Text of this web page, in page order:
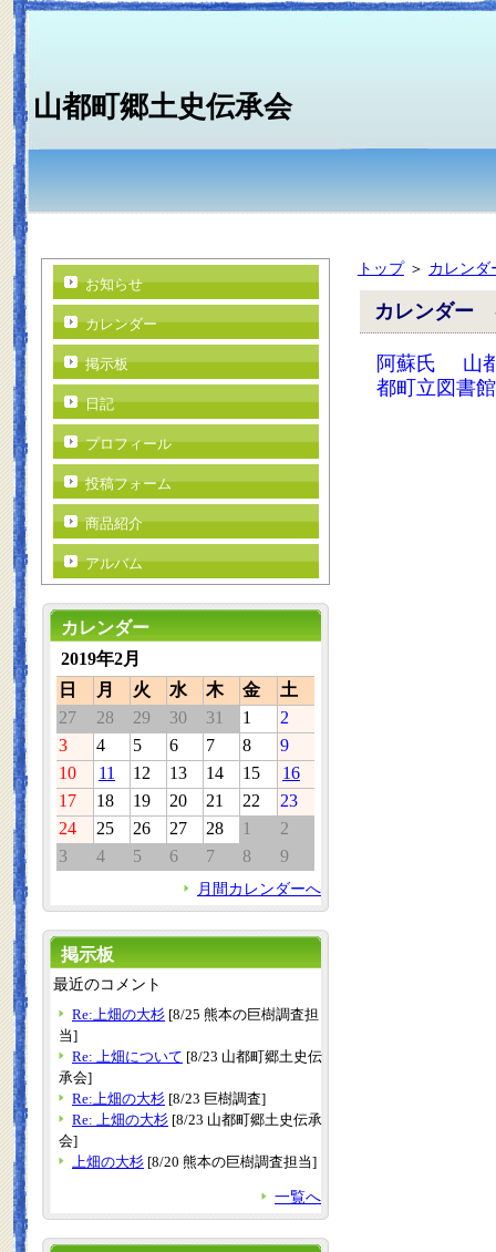
山都町郷土史伝承会
トップ＞ カレンダ
カレンダー
阿蘇氏
山
都町立図書館
お知らせ
カレンダー
掲示板
日記
プロフィール
投稿フォーム
商品紹介
アルバム
カレンダー
2019年2月
日
月 火 水 木 金
土
27
28 29 30 31 1
2
3
4 5 6 7 8
9
10
11 12 13 14 15
16
17
18 19 20 21 22
23
24
25 26 27 28 1
2
3
4 5 6 7 8 9
月間カレンダーへ
掲示板
最近のコメント
Re:上畑の大杉 [8/25 熊本の巨樹調査担
当]
Re: 上畑について [8/23 山都町郷土史伝
承会]
Re:上畑の大杉 [8/23 巨樹調査]
Re: 上畑の大杉 [8/23 山都町郷土史伝承
会]
上畑の大杉 [8/20 熊本の巨樹調査担当]
一覧へ